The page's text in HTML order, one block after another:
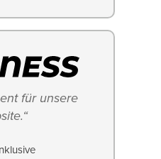
für unsere